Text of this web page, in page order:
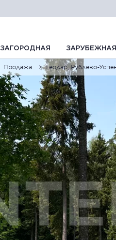
ЗАГОРОДНАЯ ЗАРУБЕЖНАЯ
Продажа Геодар, Рублево-